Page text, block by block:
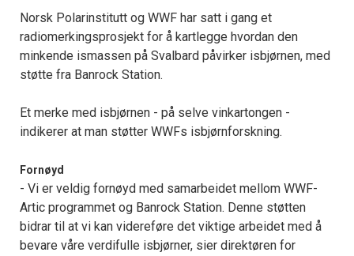
Norsk Polarinstitutt og WWF har satt i gang et
radiomerkingsprosjekt for å kartlegge hvordan den
minkende ismassen på Svalbard påvirker isbjørnen, med
støtte fra Banrock Station.
Et merke med isbjørnen - på selve vinkartongen -
indikerer at man støtter WWFs isbjørnforskning.
Fornøyd
- Vi er veldig fornøyd med samarbeidet mellom WWF-
Artic programmet og Banrock Station. Denne støtten
bidrar til at vi kan videreføre det viktige arbeidet med å
bevare våre verdifulle isbjørner, sier direktøren for